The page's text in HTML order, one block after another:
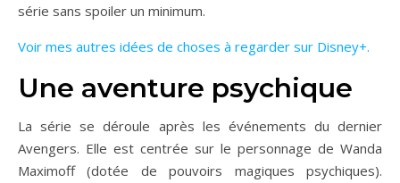
série sans spoiler un minimum.
Voir mes autres idées de choses à regarder sur Disney+.
Une aventure psychique
La série se déroule après les événements du dernier
Avengers. Elle est centrée sur le personnage de Wanda
Maximoff (dotée de pouvoirs magiques psychiques).